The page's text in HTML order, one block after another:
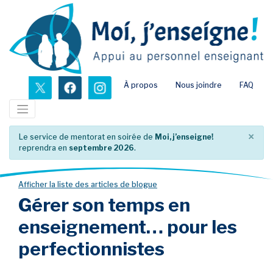
contenu
principal
nouvel ongletnouvel ongletnouvel onglet
À propos Nous joindre FAQ
Le service de mentorat en soirée de Moi, j’enseigne!
reprendra en septembre 2026.
×
Afficher la liste des articles de blogue
Gérer son temps en
enseignement… pour les
perfectionnistes